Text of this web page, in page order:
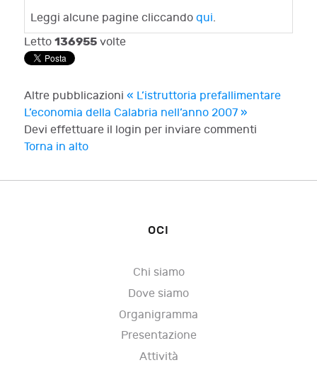
Leggi alcune pagine cliccando qui.
Letto 136955 volte
Altre pubblicazioni « L’istruttoria prefallimentare
L’economia della Calabria nell’anno 2007 »
Devi effettuare il login per inviare commenti
Torna in alto
OCI
Chi siamo
Dove siamo
Organigramma
Presentazione
Attività